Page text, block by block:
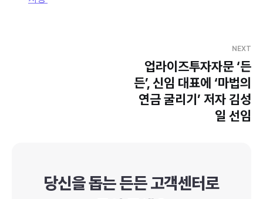
NEXT
업라이즈투자자문 ‘든
든’, 신임 대표에 ‘마법의
연금 굴리기’ 저자 김성
일 선임
당신을 돕는 든든 고객센터로